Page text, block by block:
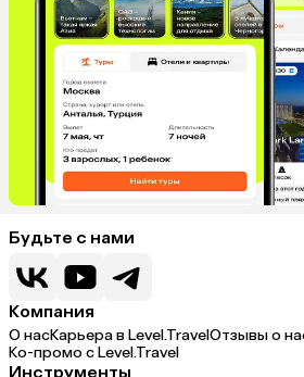
Будьте с нами
Компания
О насКарьера в Level.TravelОтзывы о
Ко-промо с Level.Travel
Инструменты